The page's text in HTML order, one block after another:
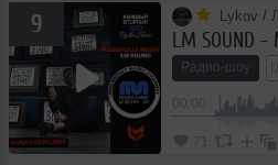
9 Lykov /
LM SOUND
Радио-шоу
71